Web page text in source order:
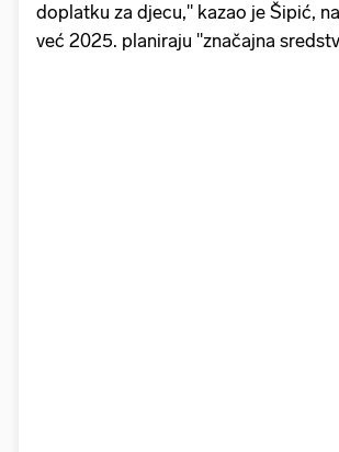
doplatku za djecu," kazao je Šipić,
već 2025. planiraju "značajna